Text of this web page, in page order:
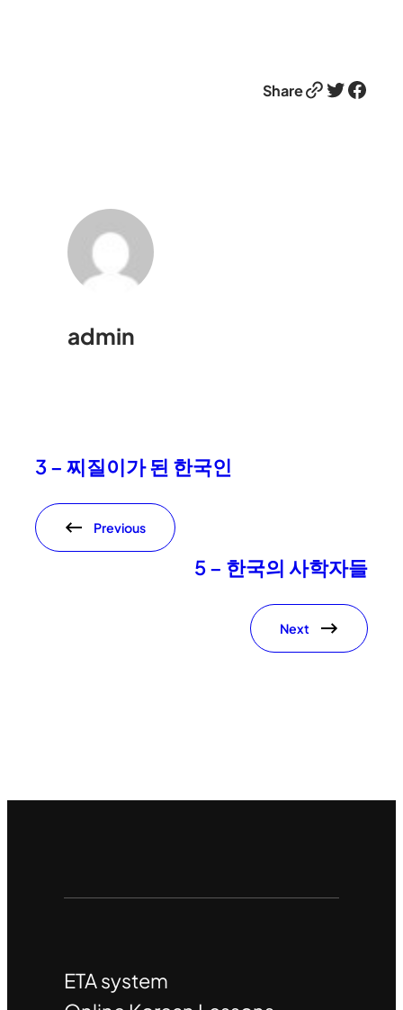
ShareLink Twitter Facebook
admin
3 – 찌질이가 된 한국인
Previous
5 – 한국의 사학자들
Next
ETA system